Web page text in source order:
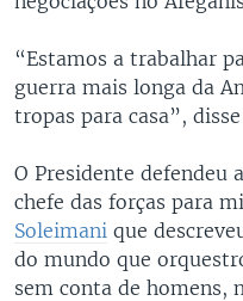
“Estamos a trabalhar
guerra mais longa da
tropas para casa”,
O Presidente defendeu
chefe das forças para
Soleimani que
do mundo que
sem conta de homens,